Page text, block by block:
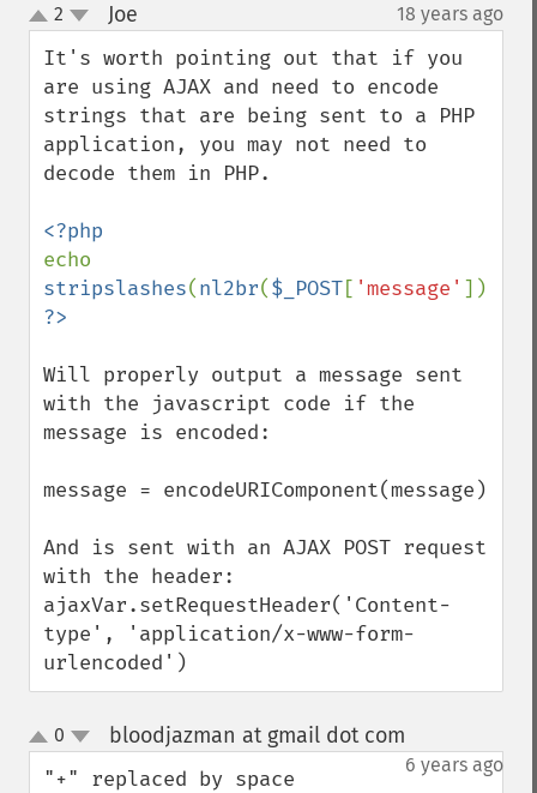
up
down
2 Joe 18 years ago
It's worth pointing out that if you
are using AJAX and need to encode
strings that are being sent to a PHP
application, you may not need to
decode them in PHP.
stripslashes(nl2br($_POST[ 'message'
Will properly output a message sent
with the javascript code if the
message is encoded:
message = encodeURIComponent(message)
And is sent with an AJAX POST request
with the header:
ajaxVar.setRequestHeader('Content-
type', 'application/x-www-form-
urlencoded')
up
down
0 bloodjazman at gmail dot com
6 years ago
"+" replaced by space